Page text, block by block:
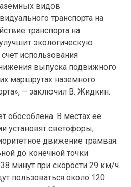
видов
транспорта на
транспорта на
экологическую
использования
выпуска подвижного
маршрутах наземного
– заключил В. Жидкин.
обособлена. В местах ее
установят светофоры,
движение трамвая.
до конечной точки
минут при скорости 29 км/ч.
пользоваться около 120